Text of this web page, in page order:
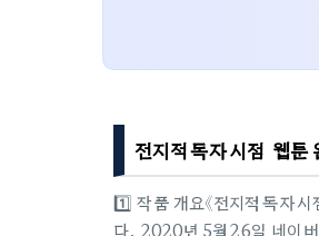
전지적 독자 시점 웹툰
1️⃣ 작품 개요《전지적 독자
다. 2020년 5월 26일 네이